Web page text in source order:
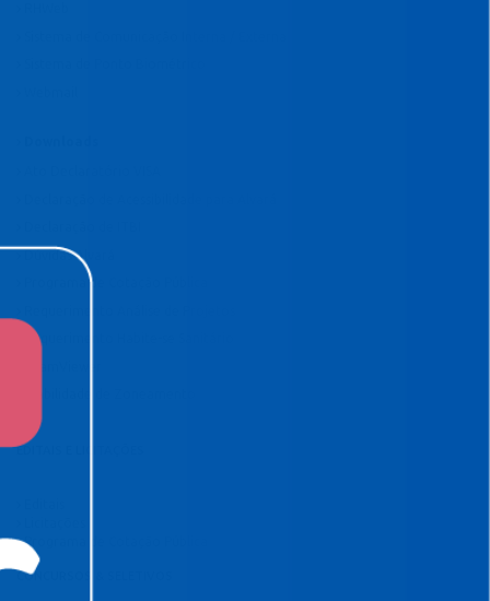
Dúvidas Alvará
Programa de Cotação Pública
Requerimento Habite-se Sanitário
EDITAIS E LICITAÇÕES
Programa de Cotação Pública
CONCURSOS & SELETIVOS